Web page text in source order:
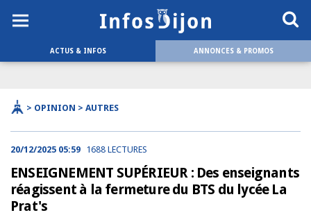
ACTUS & INFOS ANNONCES & PROMOS
> OPINION > AUTRES
20/12/2025 05:59 1688 LECTURES
ENSEIGNEMENT SUPÉRIEUR : Des enseignants
réagissent à la fermeture du BTS du lycée La
Prat's